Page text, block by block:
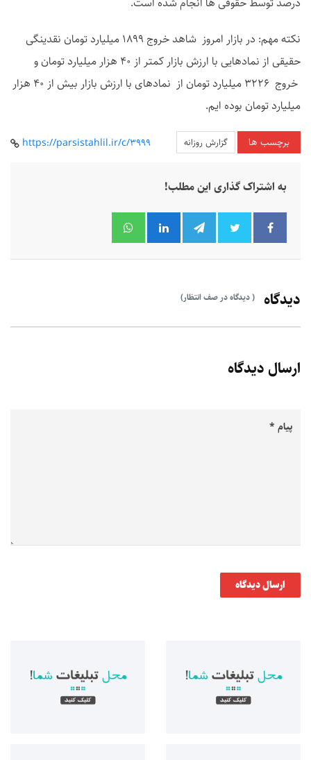
نکته مهم: در بازار امروز شاهد خروج 1899 میلیارد تومان نقدینگی
حقیقی از نمادهایی با ارزش بازار کمتر از 40 هزار میلیارد تومان و
خروج 3226 میلیارد تومان از نمادهای با ارزش بازار بیش از 40 هزار
میلیارد تومان بوده ایم.
برچسب ها گزارش روزانه https://parsistahlil.ir/c/3999
به اشتراک گذاری این مطلب!
دیدگاه ( دیدگاه در صف انتظار)
ارسال دیدگاه
ارسال دیدگاه